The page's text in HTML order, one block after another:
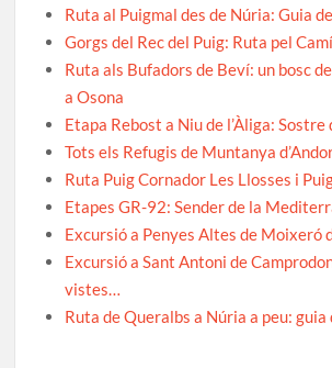
Ruta al Puigmal des de Núria: Guia
Gorgs del Rec del Puig: Ruta pel
Ruta als Bufadors de Beví: un bosc
a Osona
Etapa Rebost a Niu de l’Àliga: Sostre
Tots els Refugis de Muntanya
Ruta Puig Cornador Les Llosses i
Etapes GR-92: Sender de la
Excursió a Penyes Altes de Moixeró
Excursió a Sant Antoni de
vistes…
Ruta de Queralbs a Núria a peu: guia